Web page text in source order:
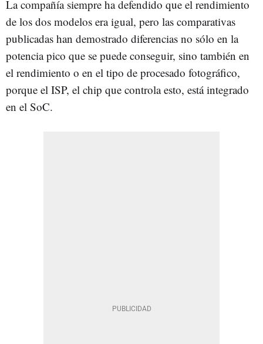
La compañía siempre ha defendido que el rendimiento
de los dos modelos era igual, pero las comparativas
publicadas han demostrado diferencias no sólo en la
potencia pico que se puede conseguir, sino también en
el rendimiento o en el tipo de procesado fotográfico,
porque el ISP, el chip que controla esto, está integrado
en el SoC.